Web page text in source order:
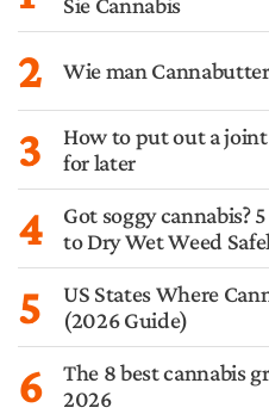
2 Wie man
3
How to put out a joint
for later
4
Got soggy cannabis?
to Dry Wet Weed
5
US States Where
(2026 Guide)
6
The 8 best cannabis
2026